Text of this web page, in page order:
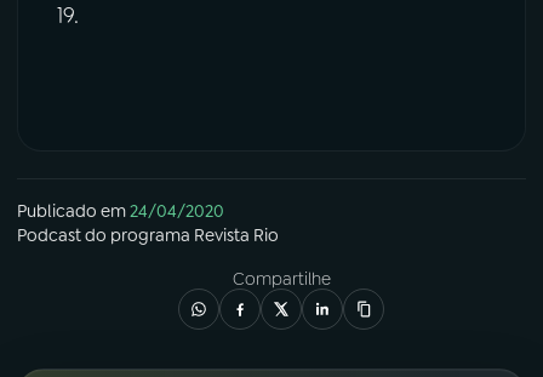
19.
Publicado em24/04/2020
Podcastdo programa Revista Rio
Compartilhe